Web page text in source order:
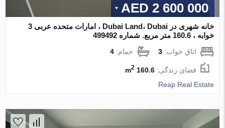
2 600 000 AED
خانه شهری در Dubai Land، Dubai ، امارات متحده عربی 3
خوابه ، 160.6 متر مربع. شماره 499492
اتاق خواب:3 حمام:4
فضای زندگی:160.6 m
2
Reap Real Estate